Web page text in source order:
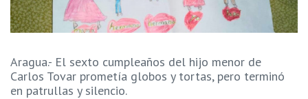
Aragua.- El sexto cumpleaños del hijo menor de
Carlos Tovar prometía globos y tortas, pero terminó
en patrullas y silencio.